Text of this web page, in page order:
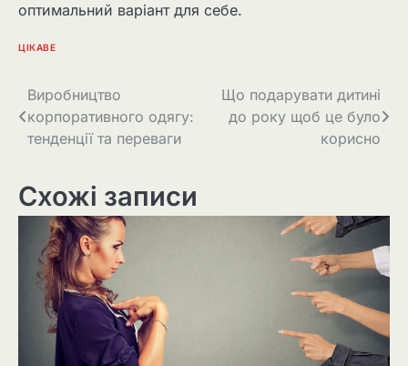
оптимальний варіант для себе.
ЦІКАВЕ
Навігація
записів
Виробництво
корпоративного одягу:
тенденції та переваги
Що подарувати дитині
до року щоб це було
корисно
Схожі записи